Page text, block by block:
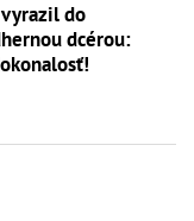
do
dcérou: